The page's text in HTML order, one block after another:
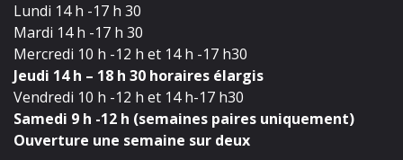
Lundi 14 h -17 h 30
Mardi 14 h -17 h 30
Mercredi 10 h -12 h et 14 h -17 h30
Jeudi 14 h – 18 h 30 horaires élargis
Vendredi 10 h -12 h et 14 h-17 h30
Samedi 9 h -12 h (semaines paires uniquement)
Ouverture une semaine sur deux